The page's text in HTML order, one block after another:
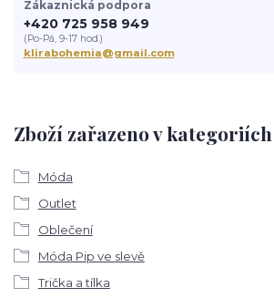
Zboží zařazeno v kategoriích
Móda
Outlet
Oblečení
Móda Pip ve slevě
Trička a tílka
Zákaznická podpora
+420 725 958 949
(Po-Pá, 9-17 hod.)
klirabohemia@gmail.com